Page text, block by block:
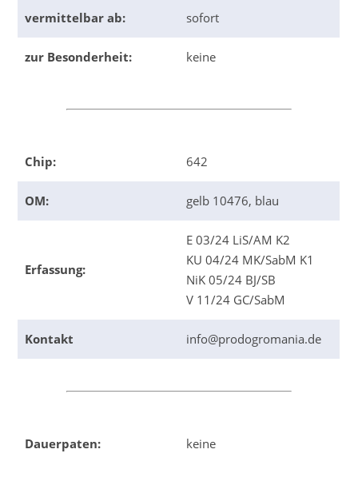
vermittelbar ab: sofort
zur Besonderheit: keine
Chip: 642
OM: gelb 10476, blau
Erfassung:
E 03/24 LiS/AM K2
KU 04/24 MK/SabM K1
NiK 05/24 BJ/SB
V 11/24 GC/SabM
Kontakt info@prodogromania.de
Dauerpaten: keine